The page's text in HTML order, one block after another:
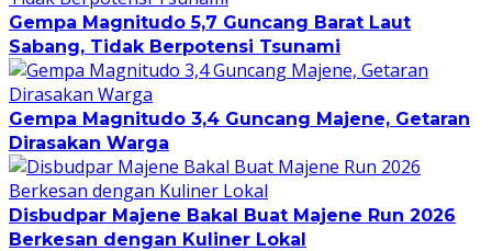
Gempa Magnitudo 5,7 Guncang Barat Laut
Sabang, Tidak Berpotensi Tsunami
Gempa Magnitudo 3,4 Guncang Majene, Getaran
Dirasakan Warga
Disbudpar Majene Bakal Buat Majene Run 2026
Berkesan dengan Kuliner Lokal